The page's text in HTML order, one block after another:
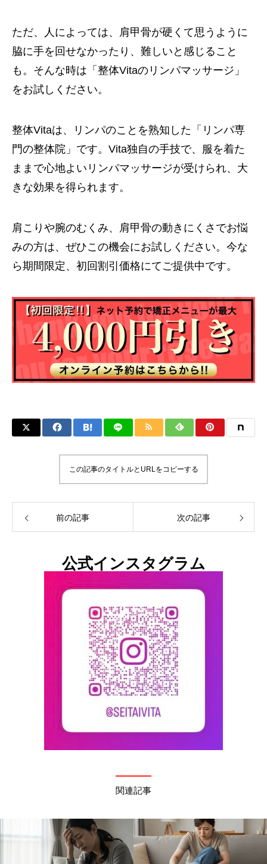
ただ、人によっては、肩甲骨が硬くて思うように
脇に手を回せなかったり、難しいと感じること
も。そんな時は「整体Vitaのリンパマッサージ」
をお試しください。
整体Vitaは、リンパのことを熟知した「リンパ専
門の整体院」です。Vita独自の手技で、服を着た
ままで心地よいリンパマッサージが受けられ、大
きな効果を得られます。
肩こりや腕のむくみ、肩甲骨の動きにくさでお悩
みの方は、ぜひこの機会にお試しください。今な
ら期間限定、初回割引価格にてご提供中です。
この記事のタイトルとURLをコピーする
前の記事 次の記事
公式インスタグラム
関連記事